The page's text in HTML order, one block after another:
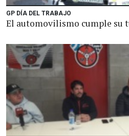
GP DÍA DEL TRABAJO
El automovilismo cumple su